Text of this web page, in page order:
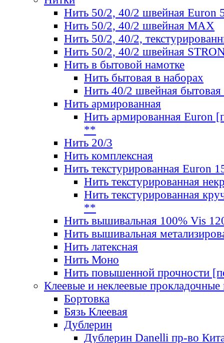
Нить 50/2, 40/2 швейная Euron
Нить 50/2, 40/2 швейная МАХ
Нить 50/2, 40/2,
Нить 50/2, 40/2 швейная
Нить в бытовой намотке
Нить бытовая в наборах
Нить 40/2 швейная бытовая
Нить армированная
Нить армированная Euron
**
Нить 20/3
Нить комплексная
Нить текстурированная Euron
Нить текстурированная
Нить текстурированная
**
Нить вышивальная 100% Vis
Нить вышивальная
Нить латексная
Нить Моно
Нить повышенной прочности
Клеевые и неклеевые прокладочные
Бортовка
Бязь Клеевая
Дублерин
Дублерин Danelli пр-во